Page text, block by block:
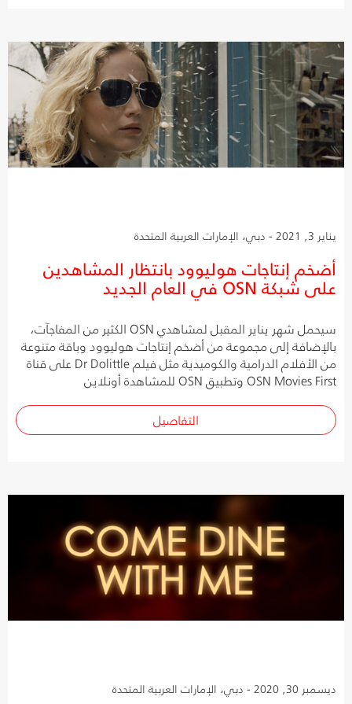
يناير 3, 2021 - دبي، الإمارات العربية المتحدة
أضخم إنتاجات هوليوود بانتظار المشاهدين
على شبكة OSN في العام الجديد
سيحمل شهر يناير المقبل لمشاهدي OSN الكثير من المفاجآت،
بالإضافة إلى مجموعة من أضخم إنتاجات هوليوود وباقة متنوعة
من الأفلام الدرامية والكوميدية مثل فيلم Dr Dolittle على قناة
OSN Movies First وتطبيق OSN للمشاهدة أونلاين
التفاصيل
ديسمبر 30, 2020 - دبي، الإمارات العربية المتحدة